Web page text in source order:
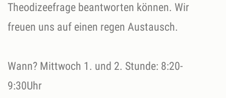
Theodizeefrage beantworten können. Wir
freuen uns auf einen regen Austausch.
Wann? Mittwoch 1. und 2. Stunde: 8:20-
9:30Uhr